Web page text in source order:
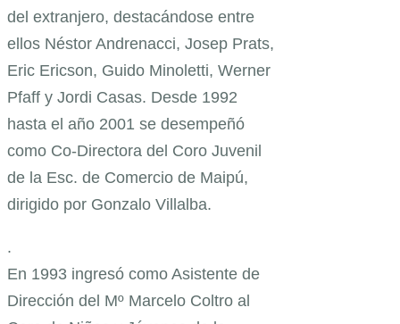
del extranjero, destacándose entre
ellos Néstor Andrenacci, Josep Prats,
Eric Ericson, Guido Minoletti, Werner
Pfaff y Jordi Casas. Desde 1992
hasta el año 2001 se desempeñó
como Co-Directora del Coro Juvenil
de la Esc. de Comercio de Maipú,
dirigido por Gonzalo Villalba.
.
En 1993 ingresó como Asistente de
Dirección del Mº Marcelo Coltro al